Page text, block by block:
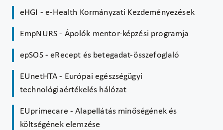
eHGI - e-Health Kormányzati Kezdeményezések
EmpNURS - Ápolók mentor-képzési programja
epSOS - eRecept és betegadat-összefoglaló
EUnetHTA - Európai egészségügyi
technológiaértékelés hálózat
EUprimecare - Alapellátás minőségének és
költségének elemzése